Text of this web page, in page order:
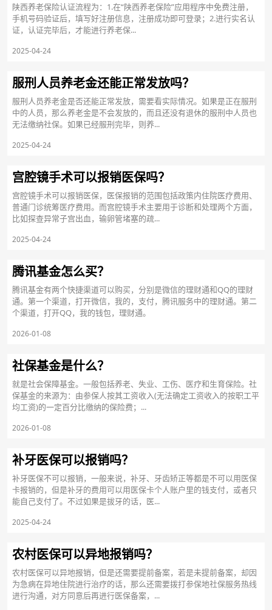
陕西养老保险认证流程为：1.在“陕西养老保险”应用程序中免费注册，
手机号码验证后，填写好注册信息，注册成功即可登录；2.进行实名认
证，认证完毕后，才能进行养老保...
2025-04-24
服刑人员养老金还能正常发放吗？
服刑人员养老金是否还能正常发放，需要看实际情况。如果是正在服刑
中的人员，那么养老金是不会发放的，而且还没有退休的服刑中人员也
无法缴纳社保。如果已经服刑完毕，则养...
2025-04-24
宫腔镜手术可以报销医保吗？
宫腔镜手术可以报销医保，医保报销的范围包括政策内住院医疗费用、
普通门诊统筹医疗费用。而宫腔镜手术主要用于诊断和处理两个方面，
比如探查异常子宫出血，输卵管堵塞的疏...
2025-04-24
腾讯基金怎么买？
腾讯基金有两个快捷渠道可以购买，分别是微信的理财通和QQ的理财
通。第一个渠道，打开微信，我的，支付，腾讯服务中的理财通。第二
个渠道，打开QQ，我的钱包，理财通。
2026-01-08
社保基金是什么？
就是社会保障基金。一般包括养老、失业、工伤、医疗和生育保险。社
保基金的来源为：由参保人按其工资收入(无法确定工资收入的按职工平
均工资)的一定百分比缴纳的保险费；...
2026-01-08
补牙医保可以报销吗？
补牙医保不可以报销，一般来说，补牙、牙齿矫正等都是不可以用医保
卡报销的，但是补牙的费用可以用医保卡个人账户里的钱支付，或者只
能自己支付了。不过如果是拔牙的话，医...
2025-04-24
农村医保可以异地报销吗？
农村医保可以异地报销，但是还需要提前备案，若是未提前备案，却因
为急病在异地住院进行治疗的话，那么还需要拨打参保地社保服务热线
进行沟通，对方同意后再进行医保备案，...